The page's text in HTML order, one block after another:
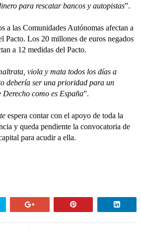
para rescatar bancos y autopistas”.
a las Comunidades Autónomas afectan a
Pacto. Los 20 millones de euros negados
a 12 medidas del Pacto.
viola y mata todos los días a
debería ser una prioridad para un
como es España”.
espera contar con el apoyo de toda la
y queda pendiente la convocatoria de
para acudir a ella.